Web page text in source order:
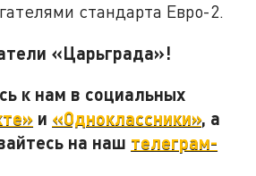
стандарта Евро-2.
«Царьграда»!
к нам в социальных
и «Одноклассники», а
на наш телеграм-